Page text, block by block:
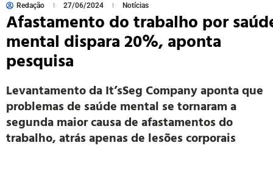
Redação 27/06/2024 Notícias
Afastamento do trabalho por
mental dispara 20%, aponta
pesquisa
Levantamento da It’sSeg Company aponta que
problemas de saúde mental se tornaram a
segunda maior causa de afastamentos do
trabalho, atrás apenas de lesões corporais